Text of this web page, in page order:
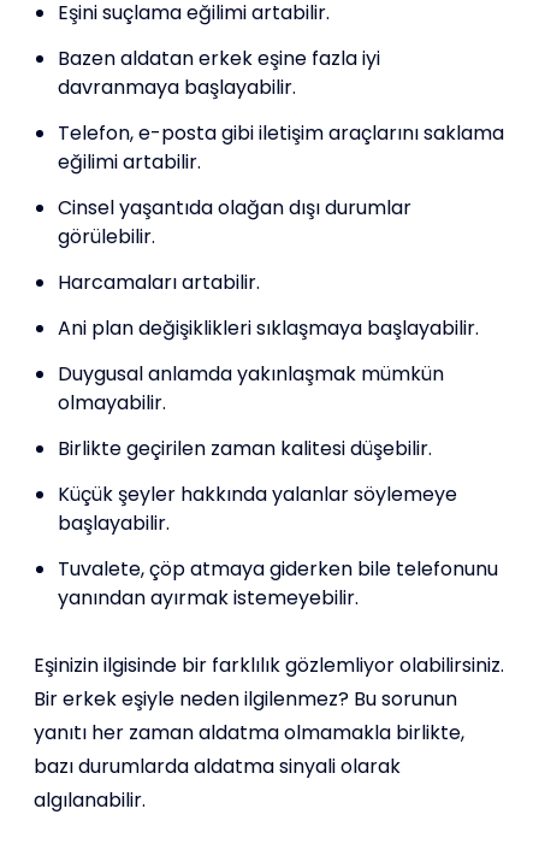
Eşini suçlama eğilimi artabilir.
Bazen aldatan erkek eşine fazla iyi
davranmaya başlayabilir.
Telefon, e-posta gibi iletişim araçlarını saklama
eğilimi artabilir.
Cinsel yaşantıda olağan dışı durumlar
görülebilir.
Harcamaları artabilir.
Ani plan değişiklikleri sıklaşmaya başlayabilir.
Duygusal anlamda yakınlaşmak mümkün
olmayabilir.
Birlikte geçirilen zaman kalitesi düşebilir.
Küçük şeyler hakkında yalanlar söylemeye
başlayabilir.
Tuvalete, çöp atmaya giderken bile telefonunu
yanından ayırmak istemeyebilir.
Eşinizin ilgisinde bir farklılık gözlemliyor olabilirsiniz.
Bir erkek eşiyle neden ilgilenmez? Bu sorunun
yanıtı her zaman aldatma olmamakla birlikte,
bazı durumlarda aldatma sinyali olarak
algılanabilir.